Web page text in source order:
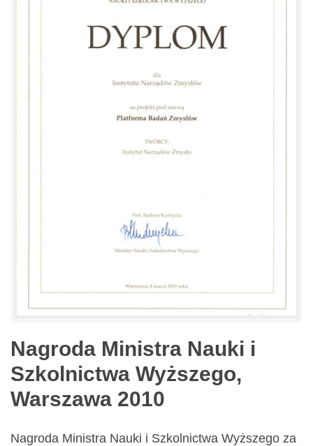
Nagroda Ministra Nauki i
Szkolnictwa Wyższego,
Warszawa 2010
Nagroda Ministra Nauki i Szkolnictwa Wyższego za